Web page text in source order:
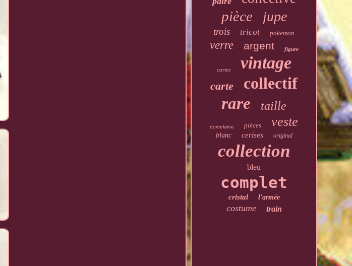
pièce jupe
trois tricot pokemon
verre argent figure
cartes vintage
carte
collectif
rare
taille
porcelaine pièces veste
blanc cerises original
collection
bleu
complet
cristal l'armée
costume train